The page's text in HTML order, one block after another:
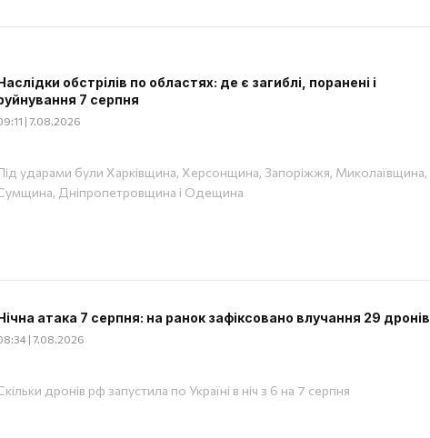
обстрілів по областях: де є загиблі, поранені і
7 серпня
| 7.08.2026
ударами були Харківщина, Херсонщина, Запоріжжя, Миколаївщина,
Дніпропетровщина і Одещина
Нічна атака 7 серпня: на ранок зафіксовано влучання 29 дронів
| 7.08.2026
дронів рф запустила по Україні в ніч з 6 на 7 серпня